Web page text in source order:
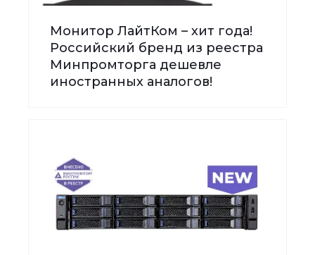
Монитор ЛайтКом – хит года!
Российский бренд из реестра
Минпромторга дешевле
иностранных аналогов!